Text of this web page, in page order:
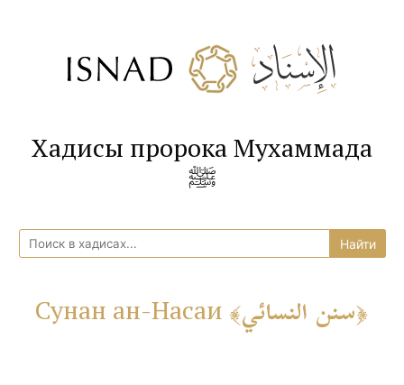
Хадисы пророка Мухаммада
ﷺ
Сунан ан-Насаи سنن النسائي